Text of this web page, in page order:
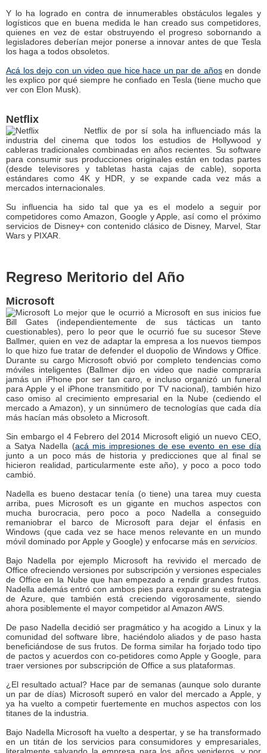
Y lo ha logrado en contra de innumerables obstáculos legales y
logísticos que en buena medida le han creado sus competidores,
quienes en vez de estar obstruyendo el progreso sobornando a
legisladores deberían mejor ponerse a innovar antes de que Tesla
los haga a todos obsoletos.
Acá los dejo con un video que hice hace un par de añosen donde
les explico por qué siempre he confiado en Tesla (tiene mucho que
ver con Elon Musk).
Netflix
Netflix de por sí sola ha influenciado más la
industria del cinema que todos los estudios de Hollywood y
cableras tradicionales combinadas en años recientes. Su software
para consumir sus producciones originales están en todas partes
(desde televisores y tabletas hasta cajas de cable), soporta
estándares como 4K y HDR, y se expande cada vez más a
mercados internacionales.
Su influencia ha sido tal que ya es el modelo a seguir por
competidores como Amazon, Google y Apple, así como el próximo
servicios de Disney+ con contenido clásico de Disney, Marvel, Star
Wars y PIXAR.
Regreso Meritorio del Año
Microsoft
Lo mejor que le ocurrió a Microsoft en sus inicios fue
Bill Gates (independientemente de sus tácticas un tanto
cuestionables), pero lo peor que le ocurrió fue su sucesor Steve
Ballmer, quien en vez de adaptar la empresa a los nuevos tiempos
lo que hizo fue tratar de defender el duopolio de Windows y Office.
Durante su cargo Microsoft obvió por completo tendencias como
móviles inteligentes (Ballmer dijo en video que nadie compraría
jamás un iPhone por ser tan caro, e incluso organizó un funeral
para Apple y el iPhone transmitido por TV nacional), también hizo
caso omiso al crecimiento empresarial en la Nube (cediendo el
mercado a Amazon), y un sinnúmero de tecnologías que cada día
más hacían más obsoleto a Microsoft.
Sin embargo el 4 Febrero del 2014 Microsoft eligió un nuevo CEO,
a Satya Nadella (acá mis impresiones de ese evento en ese día
junto a un poco más de historia y predicciones que al final se
hicieron realidad, particularmente este año), y poco a poco todo
cambió.
Nadella es bueno destacar tenía (o tiene) una tarea muy cuesta
arriba, pues Microsoft es un gigante en muchos aspectos con
mucha burocracia, pero poco a poco Nadella a conseguido
remaniobrar el barco de Microsoft para dejar el énfasis en
Windows (que cada vez se hace menos relevante en un mundo
móvil dominado por Apple y Google) y enfocarse más en servicios.
Bajo Nadella por ejemplo Microsoft ha revivido el mercado de
Office ofreciendo versiones por subscripción y versiones especiales
de Office en la Nube que han empezado a rendir grandes frutos.
Nadella además entró con ambos pies para expandir su estrategia
de Azure, que también está creciendo vigorosamente, siendo
ahora posiblemente el mayor competidor al Amazon AWS.
De paso Nadella decidió ser pragmático y ha acogido a Linux y la
comunidad del software libre, haciéndolo aliados y de paso hasta
beneficiándose de sus frutos. De forma similar ha forjado todo tipo
de pactos y acuerdos con co-petidores como Apple y Google, para
traer versiones por subscripción de Office a sus plataformas.
¿El resultado actual? Hace par de semanas (aunque solo durante
un par de días) Microsoft superó en valor del mercado a Apple, y
ya ha vuelto a competir fuertemente en muchos aspectos con los
titanes de la industria.
Bajo Nadella Microsoft ha vuelto a despertar, y se ha transformado
en un titán de los servicios para consumidores y empresariales,